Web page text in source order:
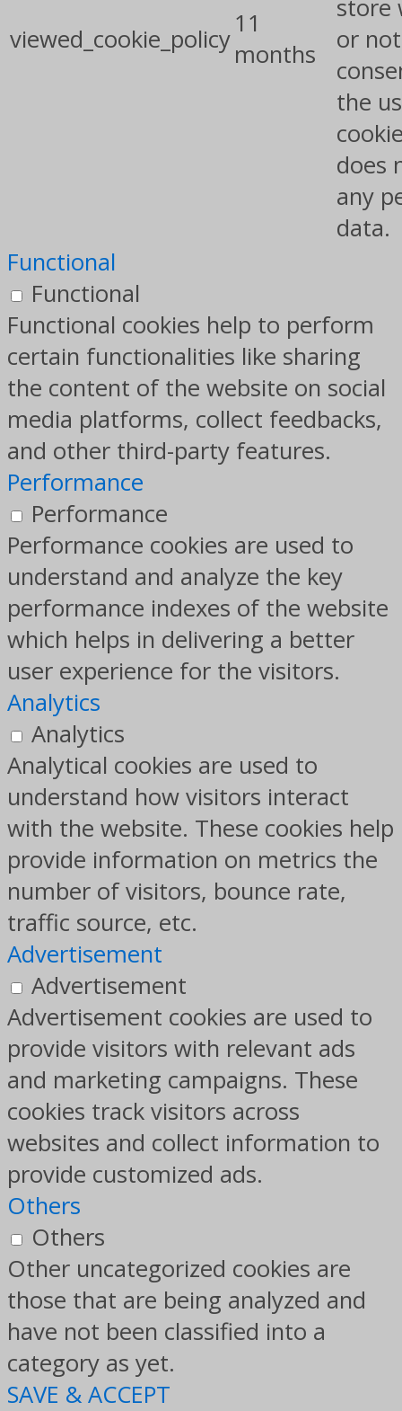
viewed_cookie_policy
11
months
store
or
the
does
any
data.
Functional
Functional
Functional cookies help to perform
certain functionalities like sharing
the content of the website on social
media platforms, collect feedbacks,
and other third-party features.
Performance
Performance
Performance cookies are used to
understand and analyze the key
performance indexes of the website
which helps in delivering a better
user experience for the visitors.
Analytics
Analytics
Analytical cookies are used to
understand how visitors interact
with the website. These cookies help
provide information on metrics the
number of visitors, bounce rate,
traffic source, etc.
Advertisement
Advertisement
Advertisement cookies are used to
provide visitors with relevant ads
and marketing campaigns. These
cookies track visitors across
websites and collect information to
provide customized ads.
Others
Others
Other uncategorized cookies are
those that are being analyzed and
have not been classified into a
category as yet.
SAVE & ACCEPT